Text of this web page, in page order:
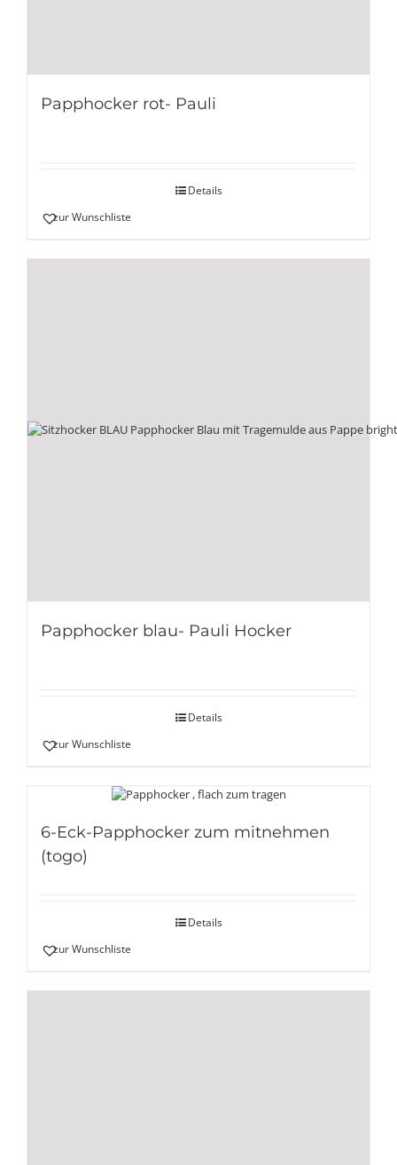
Papphocker rot- Pauli
Details
zur Wunschliste
Papphocker blau- Pauli Hocker
Details
zur Wunschliste
6-Eck-Papphocker zum mitnehmen
(togo)
Details
zur Wunschliste